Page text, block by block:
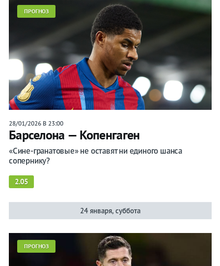
ПРОГНОЗ
28/01/2026 В 23:00
Барселона — Копенгаген
«Сине-гранатовые» не оставят ни единого шанса
сопернику?
2.05
24 января, суббота
ПРОГНОЗ
Прогнозы
на спорт
Букмекеры
Хоккей
Теннис
Бои
Прочие
Игры